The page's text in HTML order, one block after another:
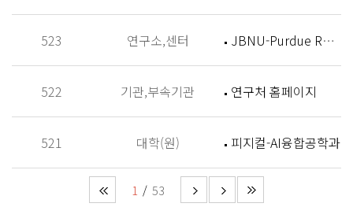
523 연구소,센터 JBNU-Purdue Research Institute (JPRI)
522 기관,부속기관 연구처 홈페이지
521 대학(원) 피지컬-AI융합공학과
1 53